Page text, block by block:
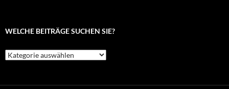
WELCHE BEITRÄGE SUCHEN SIE?
Welche
Beiträge